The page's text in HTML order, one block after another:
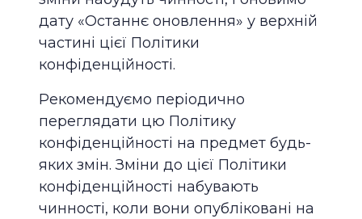
дату «Останнє оновлення» у верхній
частині цієї Політики
конфіденційності.
Рекомендуємо періодично
переглядати цю Політику
конфіденційності на предмет будь-
яких змін. Зміни до цієї Політики
конфіденційності набувають
чинності, коли вони опубліковані на